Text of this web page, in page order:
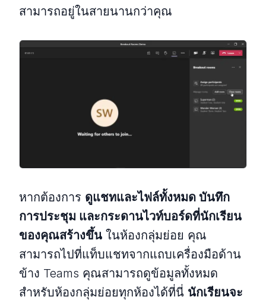
สามารถอยู่ในสายนานกว่าคุณ
หากต้องการ ดูแชทและไฟล์ทั้งหมด บันทึก
การประชุม และกระดานไวท์บอร์ดที่นักเรียน
ของคุณสร้างขึ้น ในห้องกลุ่มย่อย คุณ
สามารถไปที่แท็บแชทจากแถบเครื่องมือด้าน
ข้าง Teams คุณสามารถดูข้อมูลทั้งหมด
สำหรับห้องกลุ่มย่อยทุกห้องได้ที่นี่ นักเรียนจะ